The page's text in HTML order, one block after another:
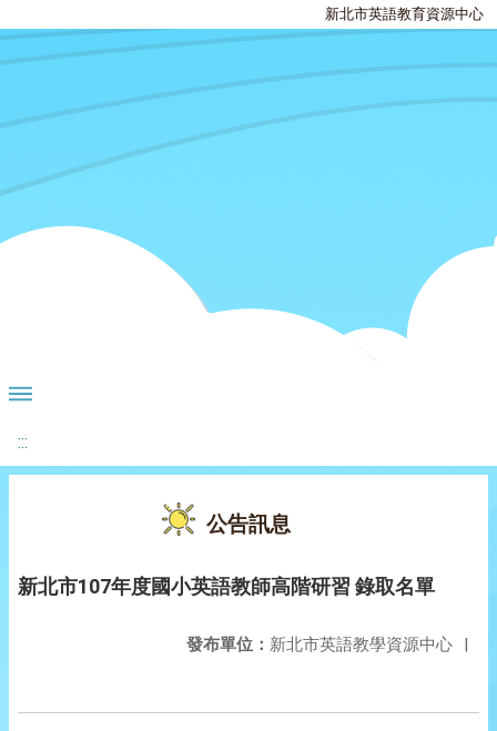
新北市英語教育資源中心
:::
公告訊息
新北市107年度國小英語教師高階研習 錄取名單
發布單位： 新北市英語教學資源中心 |